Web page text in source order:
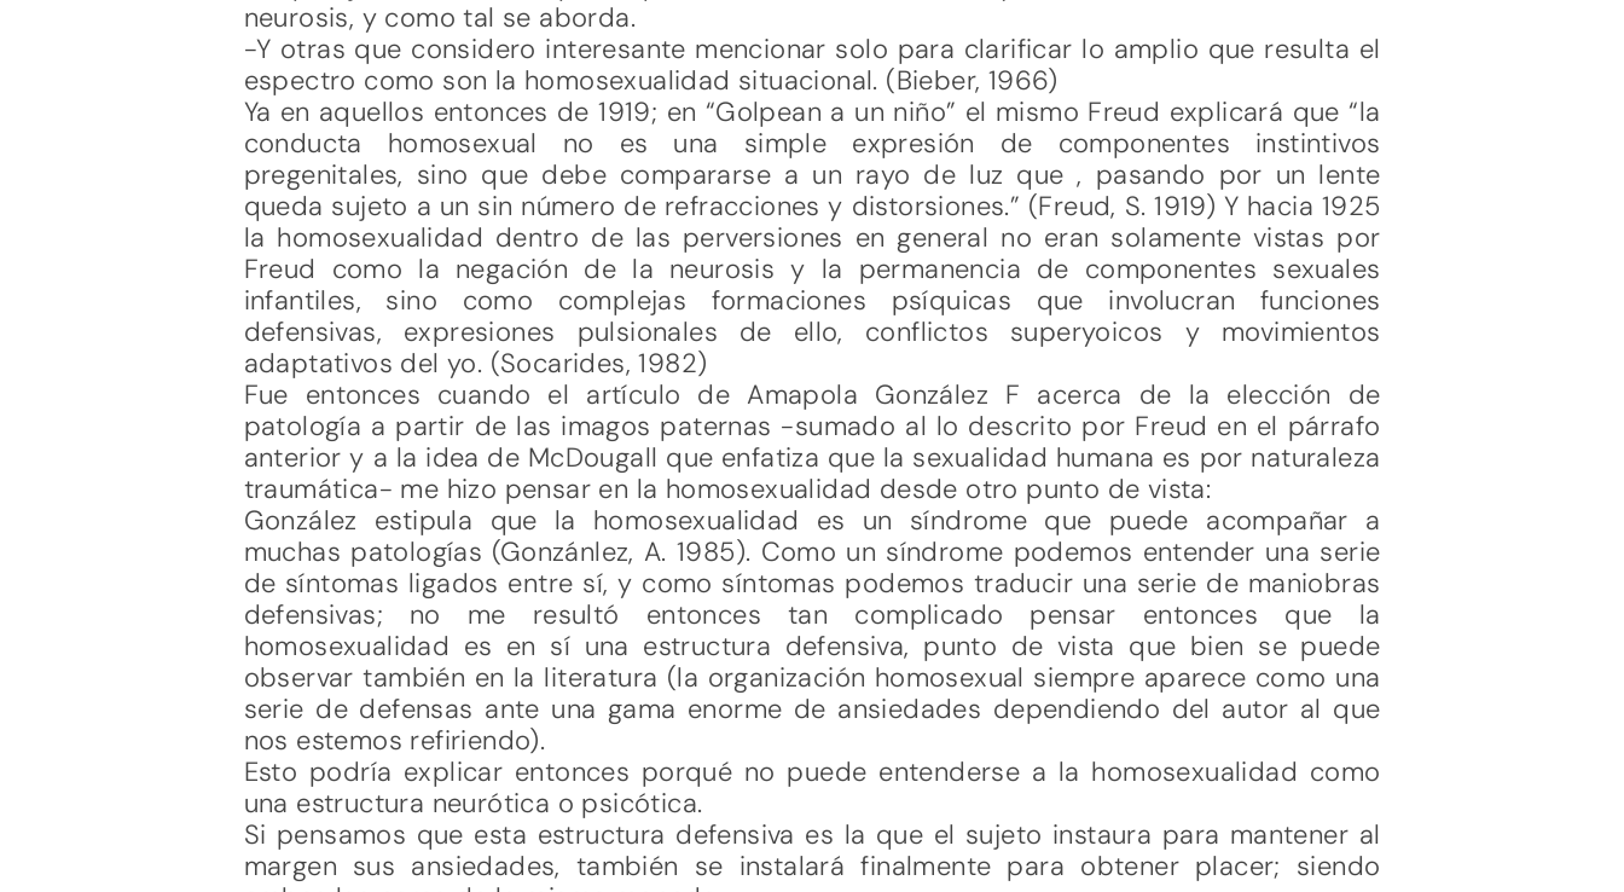
neurosis, y como tal se aborda.
-Y otras que considero interesante mencionar solo para clarificar lo amplio que resulta el
espectro como son la homosexualidad situacional. (Bieber, 1966)
Ya en aquellos entonces de 1919; en “Golpean a un niño” el mismo Freud explicará que “la
conducta homosexual no es una simple expresión de componentes instintivos
pregenitales, sino que debe compararse a un rayo de luz que , pasando por un lente
queda sujeto a un sin número de refracciones y distorsiones.” (Freud, S. 1919) Y hacia 1925
la homosexualidad dentro de las perversiones en general no eran solamente vistas por
Freud como la negación de la neurosis y la permanencia de componentes sexuales
infantiles, sino como complejas formaciones psíquicas que involucran funciones
defensivas, expresiones pulsionales de ello, conflictos superyoicos y movimientos
adaptativos del yo. (Socarides, 1982)
Fue entonces cuando el artículo de Amapola González F acerca de la elección de
patología a partir de las imagos paternas -sumado al lo descrito por Freud en el párrafo
anterior y a la idea de McDougall que enfatiza que la sexualidad humana es por naturaleza
traumática- me hizo pensar en la homosexualidad desde otro punto de vista:
González estipula que la homosexualidad es un síndrome que puede acompañar a
muchas patologías (Gonzánlez, A. 1985). Como un síndrome podemos entender una serie
de síntomas ligados entre sí, y como síntomas podemos traducir una serie de maniobras
defensivas; no me resultó entonces tan complicado pensar entonces que la
homosexualidad es en sí una estructura defensiva, punto de vista que bien se puede
observar también en la literatura (la organización homosexual siempre aparece como una
serie de defensas ante una gama enorme de ansiedades dependiendo del autor al que
nos estemos refiriendo).
Esto podría explicar entonces porqué no puede entenderse a la homosexualidad como
una estructura neurótica o psicótica.
Si pensamos que esta estructura defensiva es la que el sujeto instaura para mantener al
margen sus ansiedades, también se instalará finalmente para obtener placer; siendo